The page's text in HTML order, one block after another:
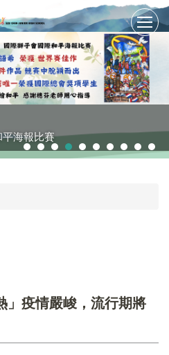
平海報比賽
」疫情嚴峻，流行期將